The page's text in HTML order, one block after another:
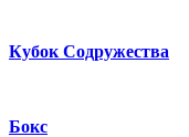
Кубок Содружества
Бокс